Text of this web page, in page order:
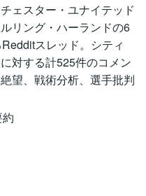
ェスター・ユナイテッド
リング・ハーランドの6
スレッド。シティ
対する計525件のコメン
望、戦術分析、選手批判